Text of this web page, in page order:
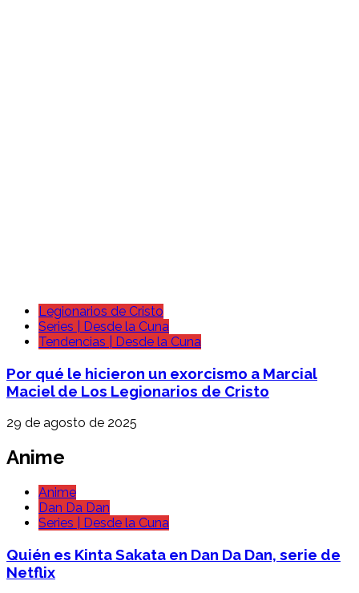
Legionarios de Cristo
Series | Desde la Cuna
Tendencias | Desde la Cuna
Por qué le hicieron un exorcismo a Marcial
Maciel de Los Legionarios de Cristo
29 de agosto de 2025
Anime
Anime
Dan Da Dan
Series | Desde la Cuna
Quién es Kinta Sakata en Dan Da Dan, serie de
Netflix